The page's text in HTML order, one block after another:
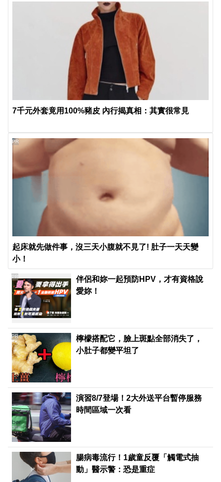
7千元外套竟用100%豬皮 內行揭真相：其實很常見
起床就先做件事，沒三天小腹就不見了! 肚子一天天變
小！
PR
伴侶和妳一起預防HPV，才有資格說
愛妳！
PR
檸檬搭配它，臉上斑點全部消失了，
小肚子都變平坦了
PR
演習8/7登場！2大外送平台暫停服務
時間區域一次看
腸病毒流行！1歲童反覆「觸電式抽
動」醫示警：恐是重症